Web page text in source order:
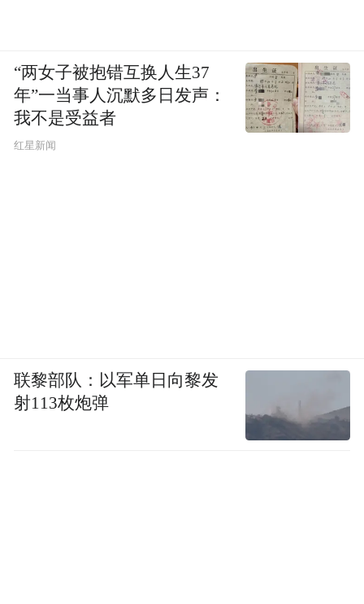
“两女子被抱错互换人生37
年”一当事人沉默多日发声：
我不是受益者
红星新闻
联黎部队：以军单日向黎发
射113枚炮弹